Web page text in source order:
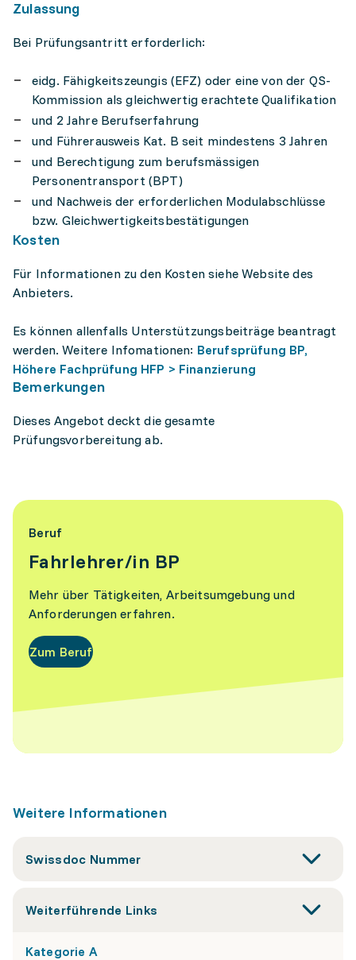
Zulassung
Bei Prüfungsantritt erforderlich:
eidg. Fähigkeitszeungis (EFZ) oder eine von der QS-
Kommission als gleichwertig erachtete Qualifikation
und 2 Jahre Berufserfahrung
und Führerausweis Kat. B seit mindestens 3 Jahren
und Berechtigung zum berufsmässigen
Personentransport (BPT)
und Nachweis der erforderlichen Modulabschlüsse
bzw. Gleichwertigkeitsbestätigungen
Kosten
Für Informationen zu den Kosten siehe Website des
Anbieters.
Es können allenfalls Unterstützungsbeiträge beantragt
werden. Weitere Infomationen: Berufsprüfung BP,
Höhere Fachprüfung HFP > Finanzierung
Bemerkungen
Dieses Angebot deckt die gesamte
Prüfungsvorbereitung ab.
Beruf
Fahrlehrer/in BP
Mehr über Tätigkeiten, Arbeitsumgebung und
Anforderungen erfahren.
Zum Beruf
Weitere Informationen
Swissdoc Nummer
Weiterführende Links
Kategorie A